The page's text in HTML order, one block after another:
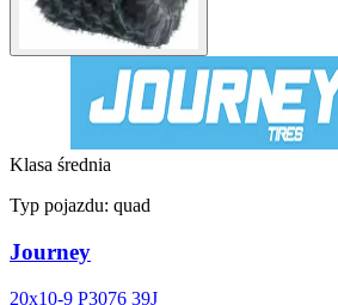
Klasa średnia
Typ pojazdu: quad
Journey
20x10-9 P3076 39J